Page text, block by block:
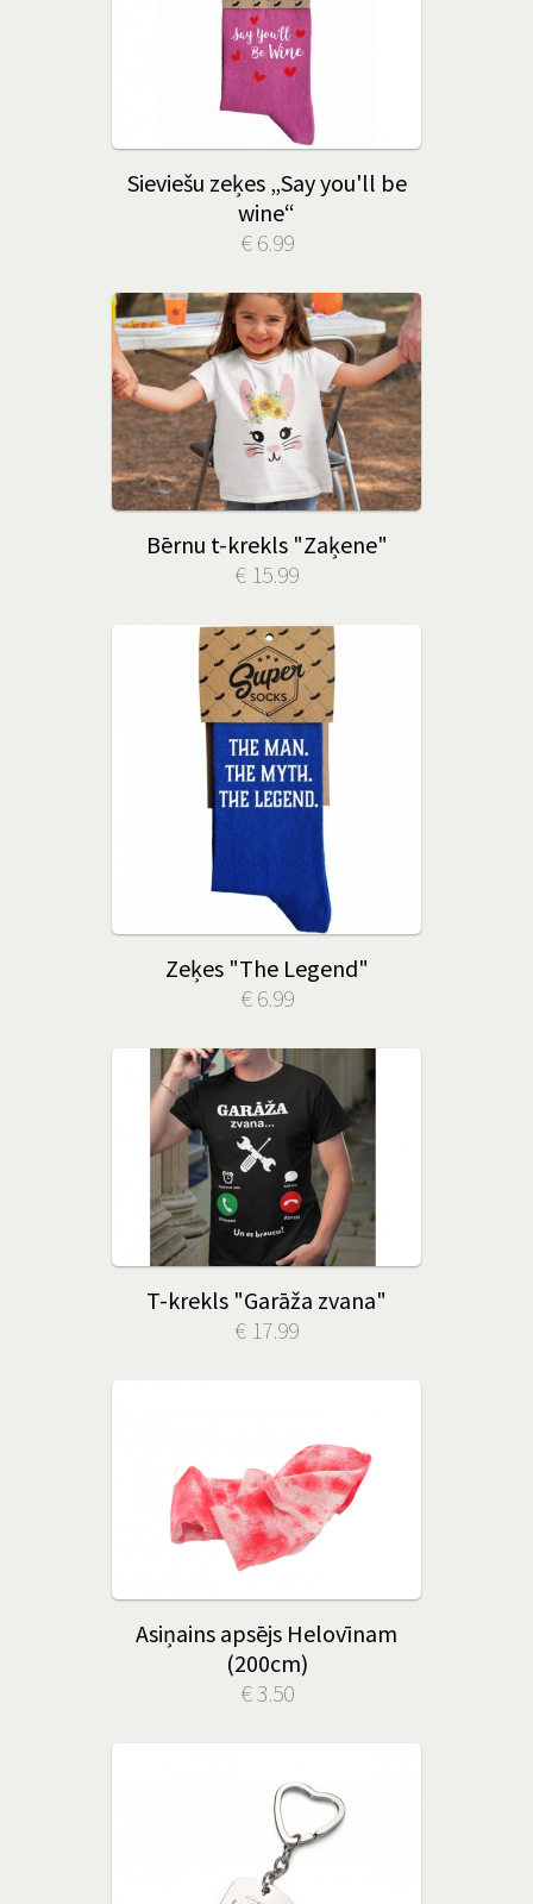
Sieviešu zeķes „Say you'll be
wine“
€ 6.99
Bērnu t-krekls "Zaķene"
€ 15.99
Zeķes "The Legend"
€ 6.99
T-krekls "Garāža zvana"
€ 17.99
Asiņains apsējs Helovīnam
(200cm)
€ 3.50